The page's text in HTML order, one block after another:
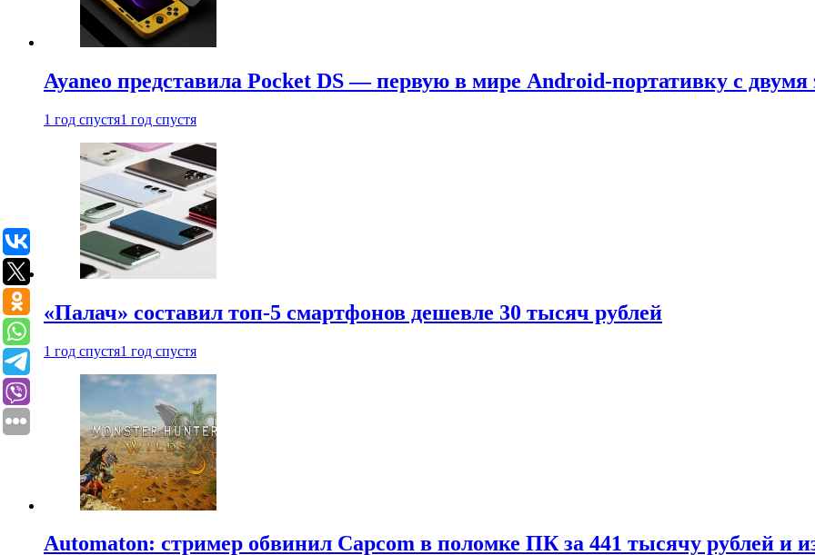
Ayaneo представила Pocket DS — первую в мире Android-портативку с двумя
1 год спустя1 год спустя
«Палач» составил топ-5 смартфонов дешевле 30 тысяч рублей
1 год спустя1 год спустя
Automaton: стример обвинил Capcom в поломке ПК за 441 тысячу рублей и